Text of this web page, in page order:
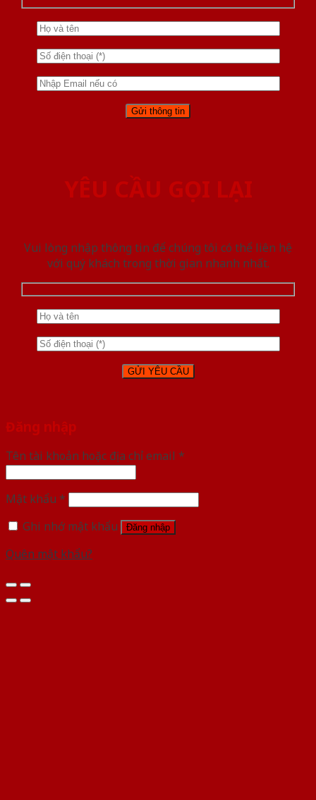
YÊU CẦU GỌI LẠI
Vui lòng nhập thông tin để chúng tôi có thể liên hệ
với quý khách trong thời gian nhanh nhất.
Đăng nhập
Tên tài khoản hoặc địa chỉ email *
Mật khẩu *
Ghi nhớ mật khẩu
Đăng nhập
Quên mật khẩu?